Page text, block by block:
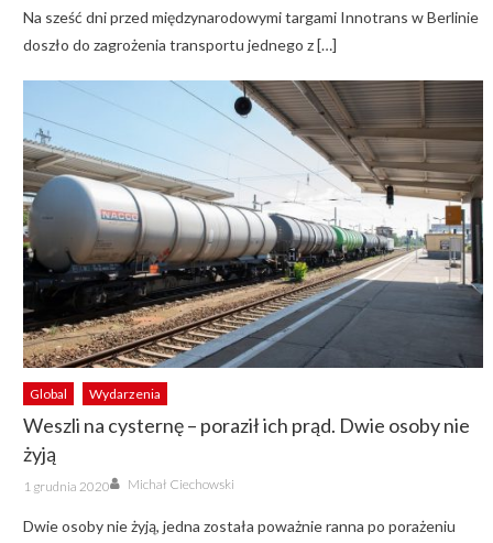
Na sześć dni przed międzynarodowymi targami Innotrans w Berlinie
doszło do zagrożenia transportu jednego z […]
Global Wydarzenia
Weszli na cysternę – poraził ich prąd. Dwie osoby nie
żyją
Posted
on
1 grudnia 2020 Author
Michał Ciechowski
Dwie osoby nie żyją, jedna została poważnie ranna po porażeniu